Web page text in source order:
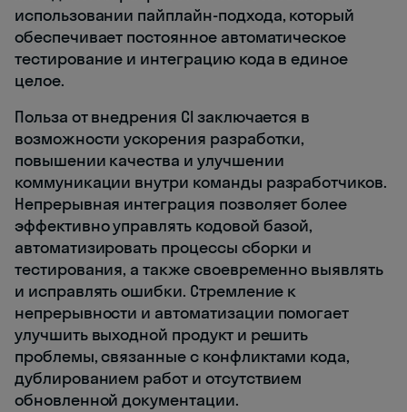
использовании пайплайн-подхода, который
обеспечивает постоянное автоматическое
тестирование и интеграцию кода в единое
целое.
Польза от внедрения CI заключается в
возможности ускорения разработки,
повышении качества и улучшении
коммуникации внутри команды разработчиков.
Непрерывная интеграция позволяет более
эффективно управлять кодовой базой,
автоматизировать процессы сборки и
тестирования, а также своевременно выявлять
и исправлять ошибки. Стремление к
непрерывности и автоматизации помогает
улучшить выходной продукт и решить
проблемы, связанные с конфликтами кода,
дублированием работ и отсутствием
обновленной документации.